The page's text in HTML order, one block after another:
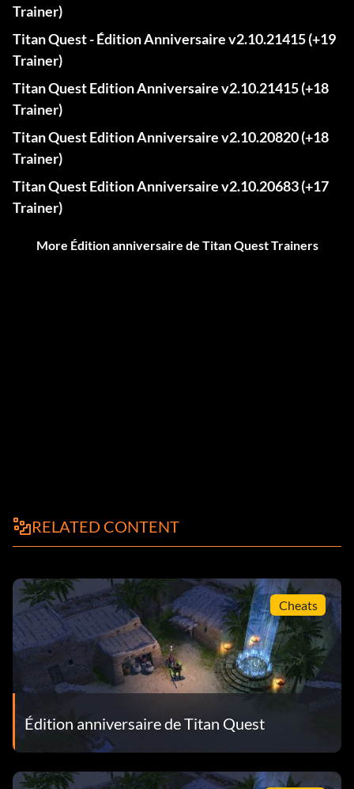
Trainer)
Titan Quest - Édition Anniversaire v2.10.21415 (+19
Trainer)
Titan Quest Edition Anniversaire v2.10.21415 (+18
Trainer)
Titan Quest Edition Anniversaire v2.10.20820 (+18
Trainer)
Titan Quest Edition Anniversaire v2.10.20683 (+17
Trainer)
More Édition anniversaire de Titan Quest Trainers
RELATED CONTENT
Cheats
Édition anniversaire de Titan Quest